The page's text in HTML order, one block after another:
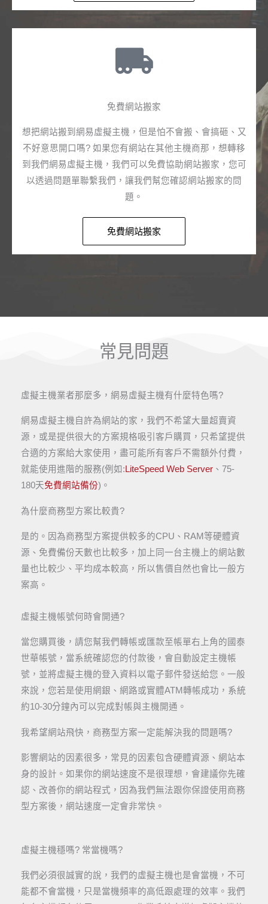
免費網站搬家​
想把網站搬到網易虛擬主機，但是怕不會搬、會搞砸、又
不好意思開口嗎? 如果您有網站在其他主機商那，想轉移
到我們網易虛擬主機，我們可以免費協助網站搬家，您可
以透過問題單聯繫我們，讓我們幫您確認網站搬家的問
題。​
免費網站搬家​
常見問題
虛擬主機業者那麼多，網易虛擬主機有什麼特色嗎?
網易虛擬主機自許為網站的家，我們不希望大量超賣資
源，或是提供很大的方案規格吸引客戶購買，只希望提供
合適的方案給大家使用，盡可能所有客戶不需額外付費，
就能使用進階的服務(例如: LiteSpeed Web Server、75-
180天免費網站備份)。​
為什麼商務型方案比較貴?
是的。因為商務型方案提供較多的CPU、RAM等硬體資
源、免費備份天數也比較多，加上同一台主機上的網站數
量也比較少、平均成本較高，所以售價自然也會比一般方
案高。
虛擬主機帳號何時會開通?​
當您購買後，請您幫我們轉帳或匯款至帳單右上角的國泰
世華帳號，當系統確認您的付款後，會自動設定主機帳
號，並將虛擬主機的登入資料以電子郵件發送給您。一般
來說，您若是使用網銀、網路或實體ATM轉帳成功，系統
約10-30分鐘內可以完成對帳與主機開通。
我希望網站飛快，商務型方案一定能解決我的問題嗎?
影響網站的因素很多，常見的因素包含硬體資源、網站本
身的設計。如果你的網站速度不是很理想，會建議你先確
認、改善你的網站程式，因為我們無法跟你保證使用商務
型方案後，網站速度一定會非常快。
虛擬主機穩嗎? 常當機嗎?
我們必須很誠實的說，我們的虛擬主機也是會當機，不可
能都不會當機，只是當機頻率的高低跟處理的效率。我們